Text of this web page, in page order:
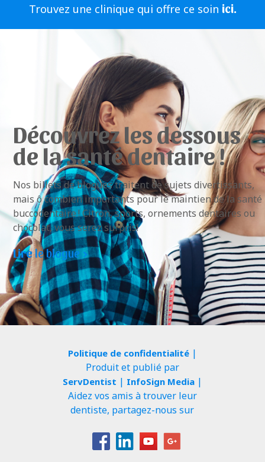
Trouvez une clinique qui offre ce soin ici.
Découvrez les dessous
de la santé dentaire !
Nos billets de blogues traitent de sujets divertissants,
mais ô combien importants pour le maintien de la santé
buccodentaire ! Citron, sports, ornements dentaires ou
chocolat, vous serez surpris!
Lirele blogue >
Politique de confidentialité|
Produit et publié par
ServDentist | InfoSign Media|
Aidez vos amis à trouver leur
dentiste, partagez-nous sur